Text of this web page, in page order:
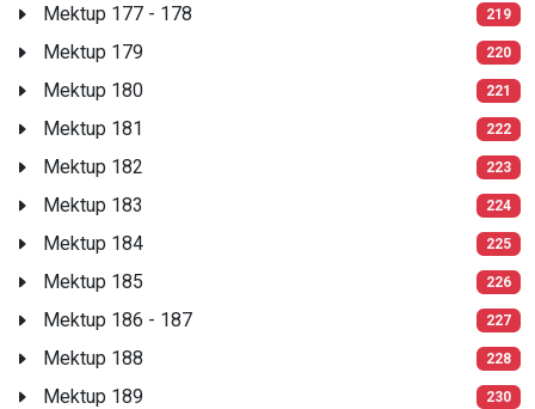
Mektup 177 - 178 219
Mektup 179 220
Mektup 180 221
Mektup 181 222
Mektup 182 223
Mektup 183 224
Mektup 184 225
Mektup 185 226
Mektup 186 - 187 227
Mektup 188 228
Mektup 189 230